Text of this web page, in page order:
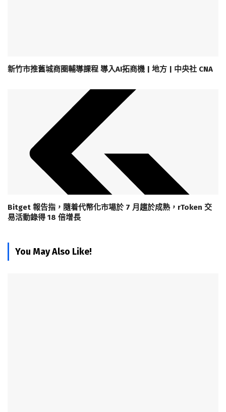
新竹市推舊城商圈輔導課程 導入AI拓商機 | 地方 | 中央社 CNA
Bitget 報告指，隨着代幣化市場於 7 月趨於成熟，rToken 交
易活動錄得 18 倍增長
You May Also Like!